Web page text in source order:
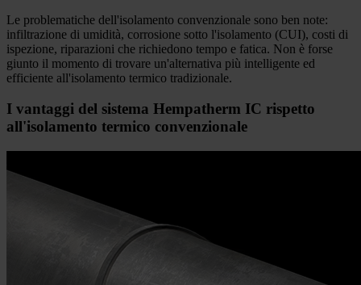
Le problematiche dell'isolamento convenzionale sono ben note:
infiltrazione di umidità, corrosione sotto l'isolamento (CUI), costi di
ispezione, riparazioni che richiedono tempo e fatica. Non è forse
giunto il momento di trovare un'alternativa più intelligente ed
efficiente all'isolamento termico tradizionale.
I vantaggi del sistema Hempatherm IC rispetto
all'isolamento termico convenzionale